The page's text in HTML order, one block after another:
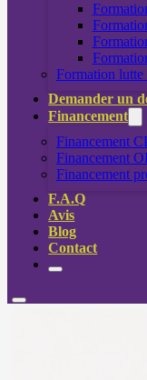
Formation
Demander un
Financement
Financement
Financement
Financement
F.A.Q
Avis
Blog
Contact